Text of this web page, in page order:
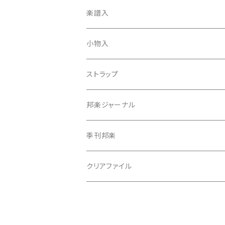
天神袋
天神巾着
指すり
つぼシール
撥皮・撥皮のり
胴板
楽譜入
小物入
ストラップ
邦楽ジャーナル
季刊邦楽
クリアファイル